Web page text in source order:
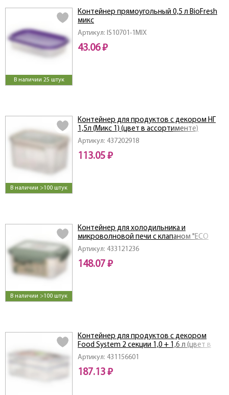
В наличии 25 штук
Артикул: IS10701-1MIX
Контейнер прямоугольный 0,5 л BioFresh
микс
43.06 ₽
В наличии >100 штук
Артикул: 437202918
Контейнер для продуктов с декором НГ
1,5л (Микс 1) (цвет в ассортименте)
113.05 ₽
В наличии >100 штук
Артикул: 433121236
Контейнер для холодильника и
микроволновой печи с клапаном "ECO
STYLE" 0,5л (Зеленый флэк)
148.07 ₽
Артикул: 431156601
Контейнер для продуктов с декором
Food System 2 секции 1,0 + 1,6 л (цвет в
ассортименте)
187.13 ₽